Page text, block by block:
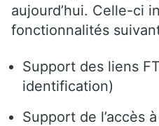
aujourd’hui. Celle-ci
fonctionnalités
Support des liens
identification)
Support de l’accès